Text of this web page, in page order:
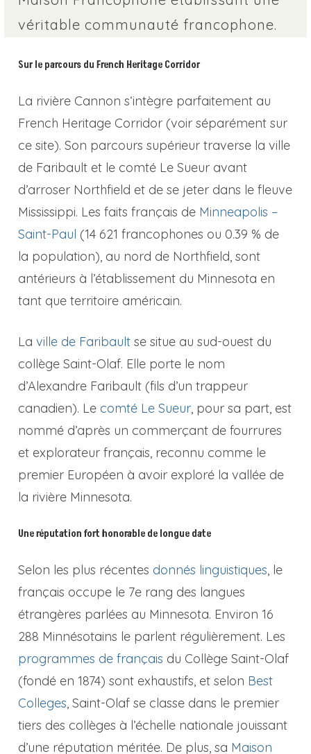
véritable communauté francophone.
Sur le parcours du French Heritage Corridor
La rivière Cannon s‘intègre parfaitement au
French Heritage Corridor (voir séparément sur
ce site). Son parcours supérieur traverse la ville
de Faribault et le comté Le Sueur avant
d’arroser Northfield et de se jeter dans le fleuve
Mississippi. Les faits français de Minneapolis –
Saint-Paul (14 621 francophones ou 0.39 % de
la population), au nord de Northfield, sont
antérieurs à l’établissement du Minnesota en
tant que territoire américain.
Laville de Faribault se situe au sud-ouest du
collège Saint-Olaf. Elle porte le nom
d’Alexandre Faribault (fils d’un trappeur
canadien). Le comté Le Sueur, pour sa part, est
nommé d’après un commerçant de fourrures
et explorateur français, reconnu comme le
premier Européen à avoir exploré la vallée de
la rivière Minnesota.
Une réputation fort honorable de longue date
Selon les plus récentes donnés linguistiques, le
français occupe le 7e rang des langues
étrangères parlées au Minnesota. Environ 16
288 Minnésotains le parlent régulièrement. Les
programmes de français du Collège Saint-Olaf
(fondé en 1874) sont exhaustifs, et selon Best
Colleges, Saint-Olaf se classe dans le premier
tiers des collèges à l’échelle nationale jouissant
d’une réputation méritée. De plus, sa Maison